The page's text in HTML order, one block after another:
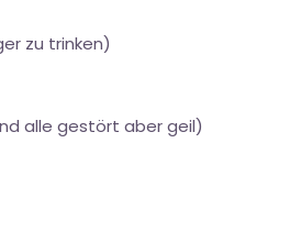
zu trinken)
alle gestört aber geil)